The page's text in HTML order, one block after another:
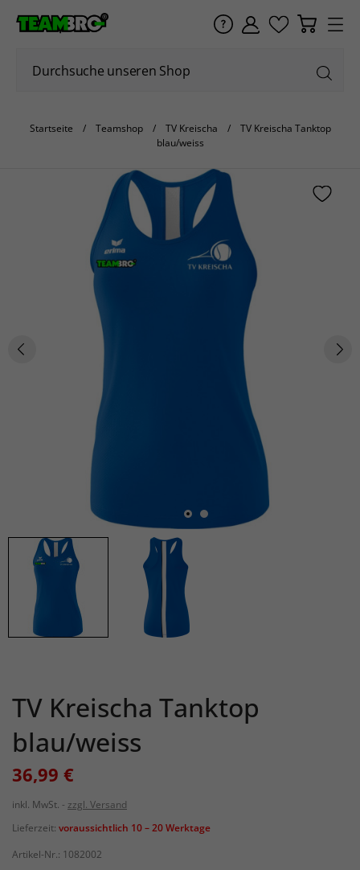
Startseite Teamshop TV Kreischa
TV Kreischa Tanktop
blau/weiss
TV Kreischa Tanktop
blau/weiss
36,99 €
inkl. MwSt.
zzgl. Versand
Lieferzeit: voraussichtlich 10 – 20 Werktage
Artikel-Nr.: 1082002